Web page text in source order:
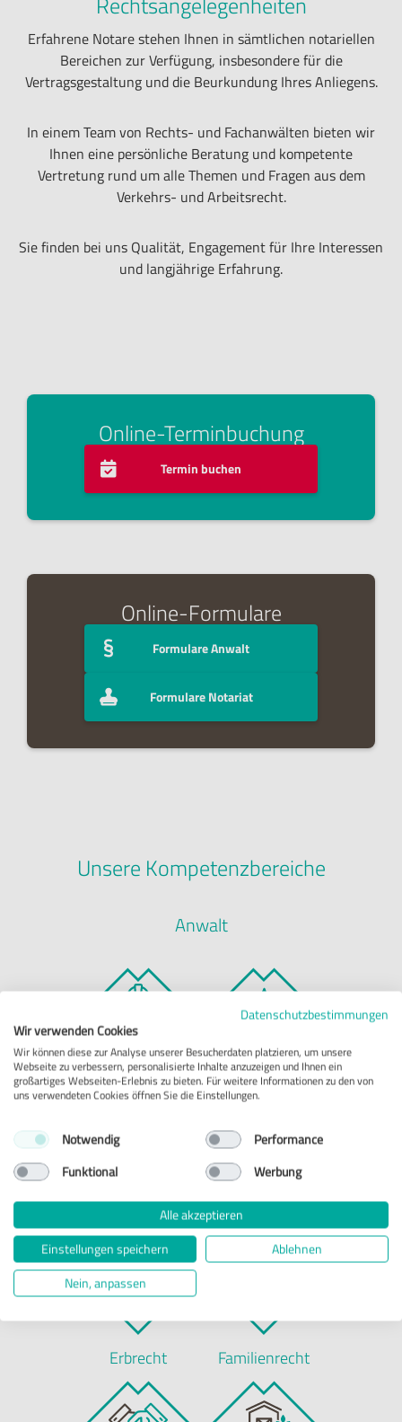
 Alle Online-
 PDF-
Erfahrene Notare stehen Ihnen in sämtlichen notariellen
Bereichen zur Verfügung, insbesondere für die
Vertragsgestaltung und die Beurkundung Ihres Anliegens.
In einem Team von Rechts- und Fachanwälten bieten wir
Ihnen eine persönliche Beratung und kompetente
Vertretung rund um alle Themen und Fragen aus dem
Verkehrs- und Arbeitsrecht.
Sie finden bei uns Qualität, Engagement für Ihre Interessen
und langjährige Erfahrung.
Online-Terminbuchung
 Termin buchen
Online-Formulare
 Formulare Anwalt
 Formulare Notariat
Unsere Kompetenzbereiche
Anwalt
Arbeitsrecht Verkehrsrecht
Notariat
Erbrecht Familienrecht
Datenschutzbestimmungen
Wir verwenden Cookies
Wir können diese zur Analyse unserer Besucherdaten platzieren, um unsere
Webseite zu verbessern, personalisierte Inhalte anzuzeigen und Ihnen ein
großartiges Webseiten-Erlebnis zu bieten. Für weitere Informationen zu den von
uns verwendeten Cookies öffnen Sie die Einstellungen.
Notwendig
Performance
Funktional
Werbung
Alle akzeptieren
Einstellungen speichern
Ablehnen
Nein, anpassen